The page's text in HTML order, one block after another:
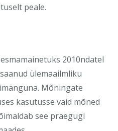
peale.
2010ndatel
ülemaailmliku
Mõningate
kasutusse vaid mõned
see praegugi